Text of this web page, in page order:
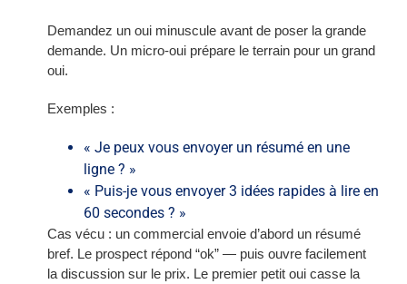
Demandez un oui minuscule avant de poser la grande
demande. Un micro-oui prépare le terrain pour un grand
oui.
Exemples :
« Je peux vous envoyer un résumé en une
ligne ? »
« Puis-je vous envoyer 3 idées rapides à lire en
60 secondes ? »
Cas vécu : un commercial envoie d’abord un résumé
bref. Le prospect répond “ok” — puis ouvre facilement
la discussion sur le prix. Le premier petit oui casse la